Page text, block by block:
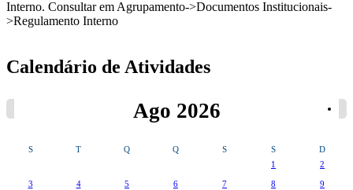
Interno. Consultar em Agrupamento->Documentos Institucionais-
>Regulamento Interno
Calendário de Atividades
Ago 2026
S T Q Q S S
D
1
2
3 4 5 6 7 8 9